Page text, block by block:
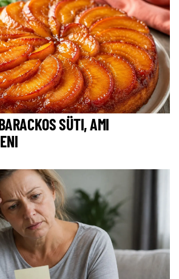
SÜTI, AMI